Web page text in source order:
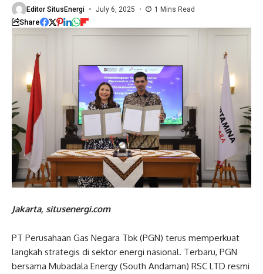
Editor SitusEnergi July 6, 2025 1 Mins Read
Share
Jakarta, situsenergi.com
PT Perusahaan Gas Negara Tbk (PGN) terus memperkuat
langkah strategis di sektor energi nasional. Terbaru, PGN
bersama Mubadala Energy (South Andaman) RSC LTD resmi